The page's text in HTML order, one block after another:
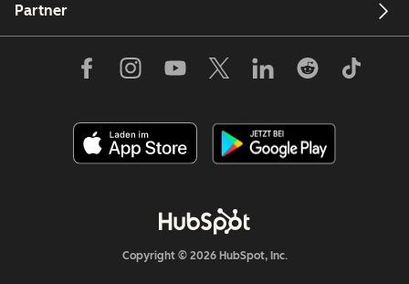
Partner
Copyright © 2026 HubSpot, Inc.